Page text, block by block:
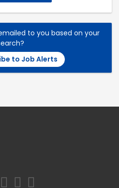
to you based on your
to Job Alerts